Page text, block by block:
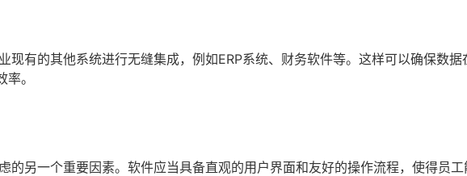
现有的其他系统进行无缝集成，例如ERP系统、财务软件等。这样可以确保数据
。
的另一个重要因素。软件应当具备直观的用户界面和友好的操作流程，使得员